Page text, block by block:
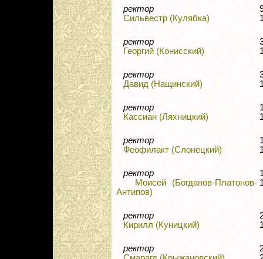
ректор
Сильвестр (Кулябка)
ректор
Георгий (Конисский)
ректор
Давид (Нащинский)
ректор
Кассиан (Ляхницкий)
ректор
Феофилакт (Слонецкий)
ректор
Моисей (Богданов-Платонов-
Антипов)
ректор
Кирилл (Куницкий)
ректор